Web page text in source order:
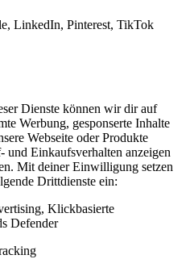
LinkedIn, Pinterest, TikTok
Dienste können wir dir auf
Werbung, gesponserte Inhalte
Webseite oder Produkte
und Einkaufsverhalten anzeigen
Mit deiner Einwilligung setzen
Drittdienste ein:
Klickbasierte
Defender